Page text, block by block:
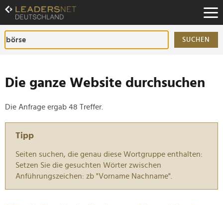
Zum
Inhalt
Zur
Fußzeilen-
Navigation
SUCHEN
Die ganze Website durchsuchen
Die Anfrage ergab 48 Treffer.
Tipp
Seiten suchen, die genau diese Wortgruppe enthalten:
Setzen Sie die gesuchten Wörter zwischen
Anführungszeichen: zb "Vorname Nachname".